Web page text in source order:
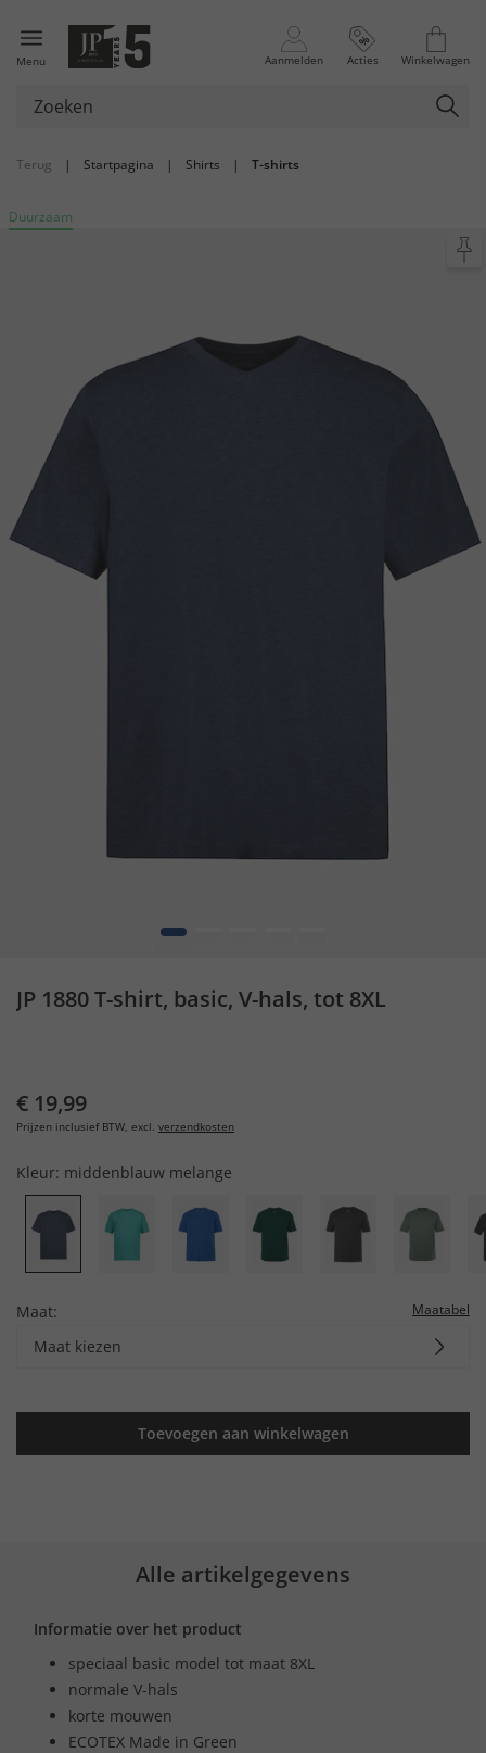
Menu Aanmelden Acties Winkelwagen
Terug | Startpagina | Shirts | T-shirts
Duurzaam
1
JP 1880 T-shirt, basic, V-hals, tot 8XL
€ 19,99
Prijzen inclusief BTW, excl. verzendkosten
Kleur: middenblauw melange
Maat: Maatabel
Maat kiezen
Toevoegen aan winkelwagen
Alle artikelgegevens
Informatie over het product
speciaal basic model tot maat 8XL
normale V-hals
korte mouwen
ECOTEX Made in Green